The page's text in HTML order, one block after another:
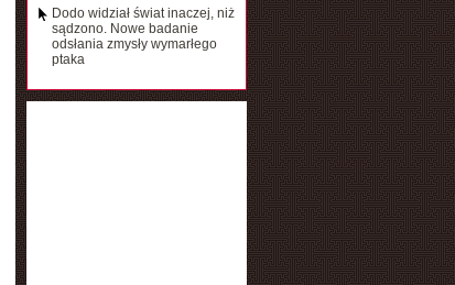
Dodo widział świat inaczej, niż
sądzono. Nowe badanie
odsłania zmysły wymarłego
ptaka